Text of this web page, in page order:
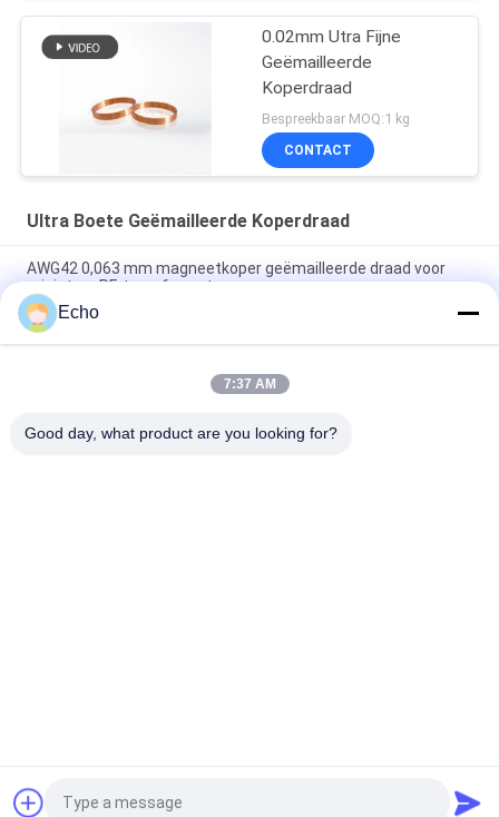
0.02mm Utra Fijne
Geëmailleerde
Koperdraad
Bespreekbaar MOQ:1 kg
CONTACT
Ultra Boete Geëmailleerde Koperdraad
AWG42 0,063 mm magneetkoper geëmailleerde draad voor
miniatuur RF-transformatoren
Polyurethaan 0,06 mm 155°C/180°C geëmailleerde ronde
koperdraad voor zeer zuiver koper geïsoleerde vaste stof
0,032 mm geëmailleerde koperen magneetdraad voor zeer
Vraag een offerte aan
Echo
7:37 AM
Good day, what product are you looking for?